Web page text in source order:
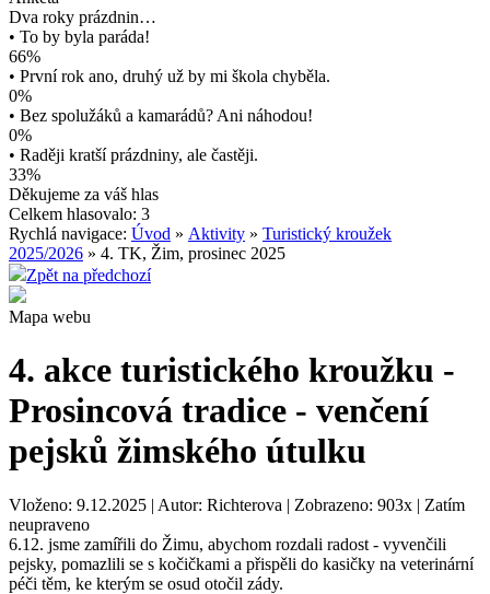
Dva roky prázdnin…
• To by byla paráda!
66%
• První rok ano, druhý už by mi škola chyběla.
0%
• Bez spolužáků a kamarádů? Ani náhodou!
0%
• Raději kratší prázdniny, ale častěji.
33%
Děkujeme za váš hlas
Celkem hlasovalo: 3
Rychlá navigace: Úvod » Aktivity » Turistický kroužek
2025/2026 » 4. TK, Žim, prosinec 2025
Zpět na předchozí
Mapa webu
4. akce turistického kroužku -
Prosincová tradice - venčení
pejsků žimského útulku
Vloženo: 9.12.2025 | Autor: Richterova | Zobrazeno: 903x | Zatím
neupraveno
6.12. jsme zamířili do Žimu, abychom rozdali radost - vyvenčili
pejsky, pomazlili se s kočičkami a přispěli do kasičky na veterinární
péči těm, ke kterým se osud otočil zády.